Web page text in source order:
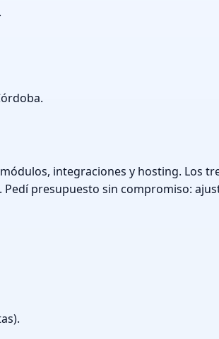
integraciones y hosting. Los
Pedí presupuesto sin compromiso: